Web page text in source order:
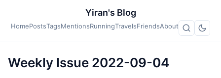
Yiran's Blog
HomePostsTagsMentionsRunningTravelsFriendsAbout
Weekly Issue 2022-09-04